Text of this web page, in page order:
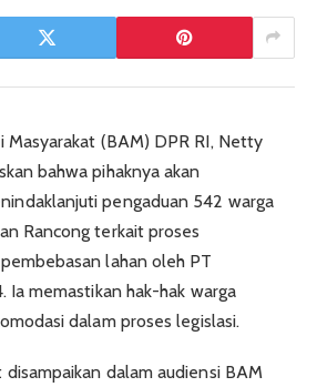
Masyarakat (BAM) DPR RI, Netty
bahwa pihaknya akan
pengaduan 542 warga
Rancong terkait proses
lahan oleh PT
Ia memastikan hak-hak warga
dalam proses legislasi.
dalam audiensi BAM